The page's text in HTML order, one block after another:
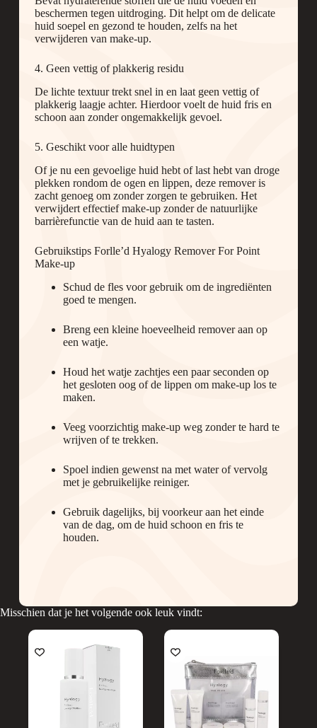
beschermen tegen uitdroging. Dit helpt om de delicate
huid soepel en gezond te houden, zelfs na het
verwijderen van make-up.
4. Geen vettig of plakkerig residu
De lichte textuur trekt snel in en laat geen vettig of
plakkerig laagje achter. Hierdoor voelt de huid fris en
schoon aan zonder ongemakkelijk gevoel.
5. Geschikt voor alle huidtypen
Of je nu een gevoelige huid hebt of last hebt van droge
plekken rondom de ogen en lippen, deze remover is
zacht genoeg om zonder zorgen te gebruiken. Het
verwijdert effectief make-up zonder de natuurlijke
barrièrefunctie van de huid aan te tasten.
Gebruikstips Forlle’d Hyalogy Remover For Point
Make-up
Schud de fles voor gebruik om de ingrediënten
goed te mengen.
Breng een kleine hoeveelheid remover aan op
een watje.
Houd het watje zachtjes een paar seconden op
het gesloten oog of de lippen om make-up los te
maken.
Veeg voorzichtig make-up weg zonder te hard te
wrijven of te trekken.
Spoel indien gewenst na met water of vervolg
met je gebruikelijke reiniger.
Gebruik dagelijks, bij voorkeur aan het einde
van de dag, om de huid schoon en fris te
houden.
Misschien dat je het volgende ook leuk vindt: